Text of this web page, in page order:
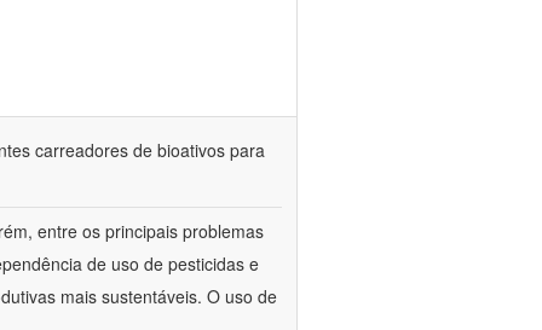
carreadores de bioativos para
entre os principais problemas
de uso de pesticidas e
mais sustentáveis. O uso de